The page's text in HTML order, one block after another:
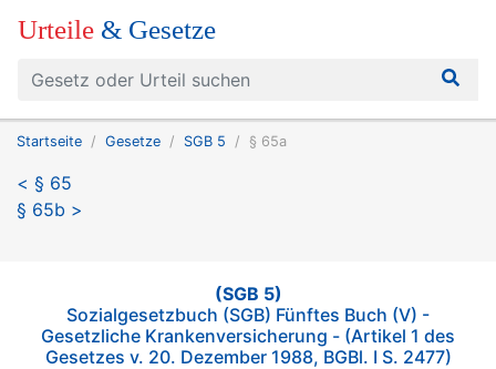
Urteile & Gesetze
Startseite Gesetze SGB 5 § 65a
< § 65
§ 65b >
(SGB 5)
Sozialgesetzbuch (SGB) Fünftes Buch (V) -
Gesetzliche Krankenversicherung - (Artikel 1 des
Gesetzes v. 20. Dezember 1988, BGBl. I S. 2477)